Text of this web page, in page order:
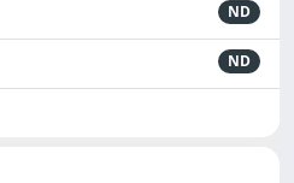
ND
ND